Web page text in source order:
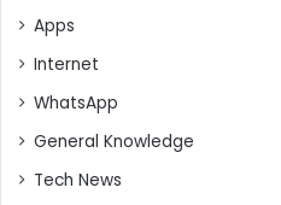
Apps
Internet
WhatsApp
General Knowledge
Tech News